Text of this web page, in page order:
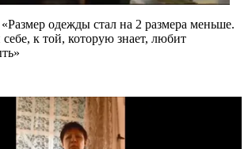
одежды стал на 2 размера меньше.
к той, которую знает, любит